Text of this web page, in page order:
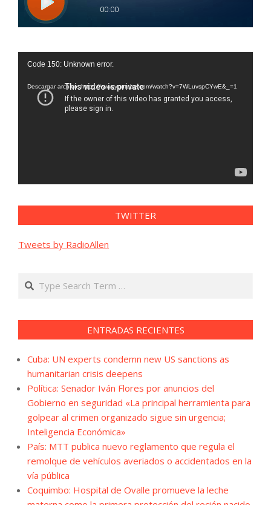
Reproductor
vídeo
Code 150: Unknown error.
Descargar archivo: https://www.youtube.com/watch?v=7WLuvspCYwE&_=1
TWITTER
Tweets by RadioAllen
Search
ENTRADAS RECIENTES
Cuba: UN experts condemn new US sanctions as
humanitarian crisis deepens
Política: Senador Iván Flores por anuncios del
Gobierno en seguridad «La principal herramienta para
golpear al crimen organizado sigue sin urgencia;
Inteligencia Económica»
País: MTT publica nuevo reglamento que regula el
remolque de vehículos averiados o accidentados en la
vía pública
Coquimbo: Hospital de Ovalle promueve la leche